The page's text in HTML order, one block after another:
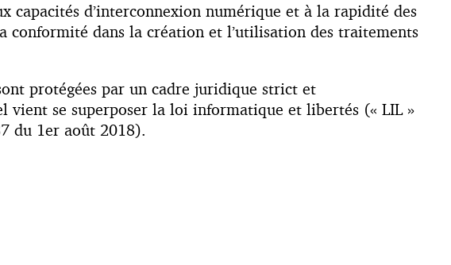
capacités d’interconnexion numérique et à la rapidité des
conformité dans la création et l’utilisation des traitements
protégées par un cadre juridique strict et
vient se superposer la loi informatique et libertés (« LIL »
du 1er août 2018).